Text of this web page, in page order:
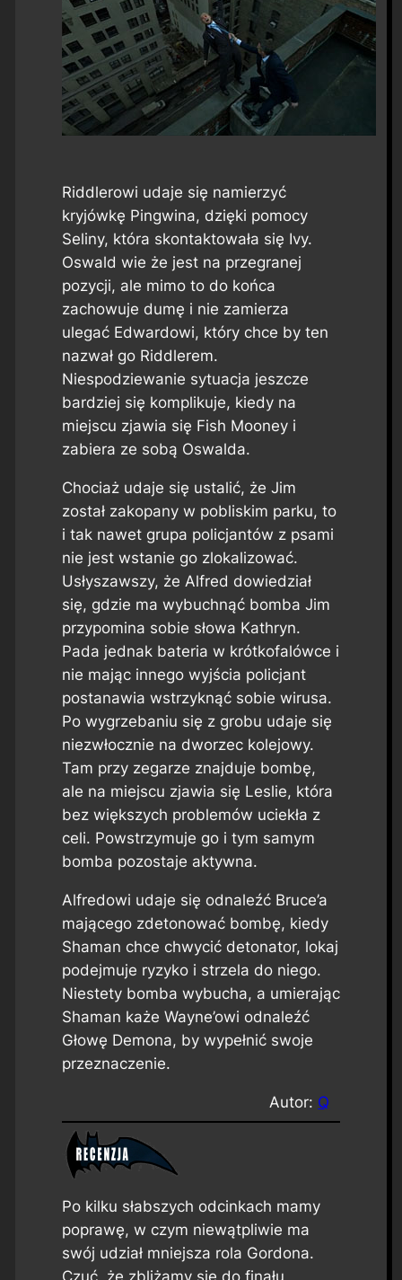
Riddlerowi udaje się namierzyć
kryjówkę Pingwina, dzięki pomocy
Seliny, która skontaktowała się Ivy.
Oswald wie że jest na przegranej
pozycji, ale mimo to do końca
zachowuje dumę i nie zamierza
ulegać Edwardowi, który chce by ten
nazwał go Riddlerem.
Niespodziewanie sytuacja jeszcze
bardziej się komplikuje, kiedy na
miejscu zjawia się Fish Mooney i
zabiera ze sobą Oswalda.
Chociaż udaje się ustalić, że Jim
został zakopany w pobliskim parku, to
i tak nawet grupa policjantów z psami
nie jest wstanie go zlokalizować.
Usłyszawszy, że Alfred dowiedział
się, gdzie ma wybuchnąć bomba Jim
przypomina sobie słowa Kathryn.
Pada jednak bateria w krótkofalówce i
nie mając innego wyjścia policjant
postanawia wstrzyknąć sobie wirusa.
Po wygrzebaniu się z grobu udaje się
niezwłocznie na dworzec kolejowy.
Tam przy zegarze znajduje bombę,
ale na miejscu zjawia się Leslie, która
bez większych problemów uciekła z
celi. Powstrzymuje go i tym samym
bomba pozostaje aktywna.
Alfredowi udaje się odnaleźć Bruce’a
mającego zdetonować bombę, kiedy
Shaman chce chwycić detonator, lokaj
podejmuje ryzyko i strzela do niego.
Niestety bomba wybucha, a umierając
Shaman każe Wayne’owi odnaleźć
Głowę Demona, by wypełnić swoje
przeznaczenie.
Autor: Q
Po kilku słabszych odcinkach mamy
poprawę, w czym niewątpliwie ma
swój udział mniejsza rola Gordona.